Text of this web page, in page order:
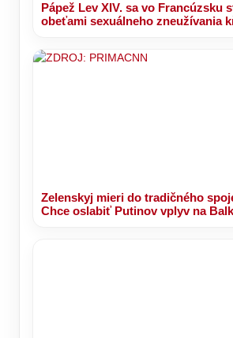
Pápež Lev XIV. sa vo Francúzsku
obeťami sexuálneho zneužívania
Zelenskyj mieri do tradičného
Chce oslabiť Putinov vplyv na